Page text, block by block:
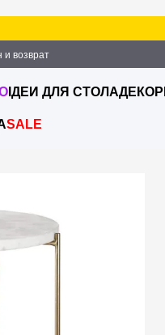
возврат
информация
ІДЕИ ДЛЯ СТОЛАДЕКОР
SALE